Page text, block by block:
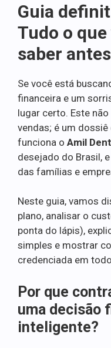
Guia
Tudo o
saber
Se você está
financeira e um
lugar certo. Este
vendas; é um
funciona o Amil
desejado do Brasil,
das famílias e
Neste guia, vamos
plano, analisar o
ponta do lápis),
simples e mostrar
credenciada em
Por que
uma decisão
inteligente?